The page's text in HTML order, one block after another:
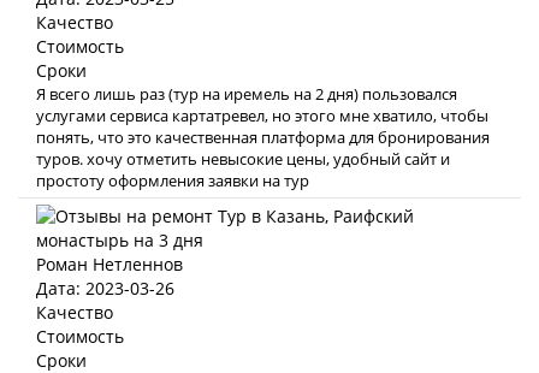
Качество
Стоимость
Сроки
Я всего лишь раз (тур на иремель на 2 дня) пользовался
услугами сервиса картатревел, но этого мне хватило, чтобы
понять, что это качественная платформа для бронирования
туров. хочу отметить невысокие цены, удобный сайт и
простоту оформления заявки на тур
Роман Нетленнов
Дата: 2023-03-26
Качество
Стоимость
Сроки